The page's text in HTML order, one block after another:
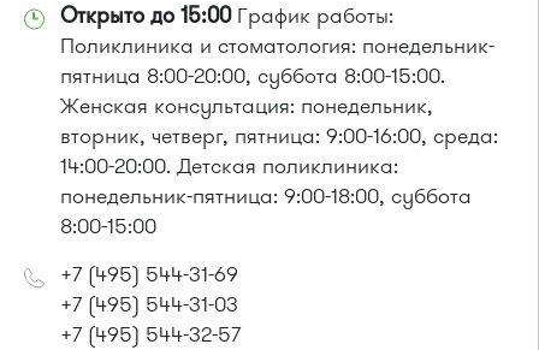
Открыто до 15:00График работы:
Поликлиника и стоматология: понедельник-
пятница 8:00-20:00, суббота 8:00-15:00.
Женская консультация: понедельник,
вторник, четверг, пятница: 9:00-16:00, среда:
14:00-20:00. Детская поликлиника:
понедельник-пятница: 9:00-18:00, суббота
8:00-15:00
+7 (495) 544-31-69
+7 (495) 544-31-03
+7 (495) 544-32-57